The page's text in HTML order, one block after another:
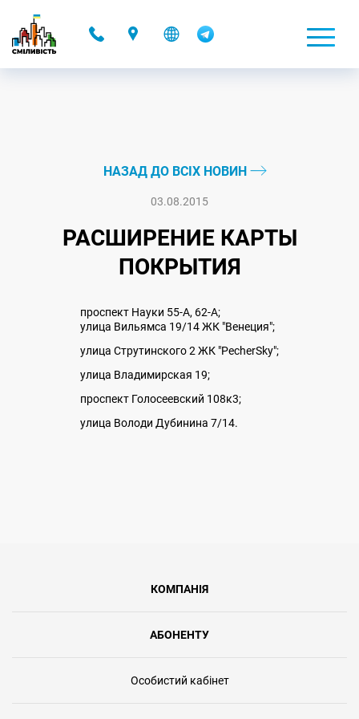
НАЗАД ДО ВСІХ НОВИН
03.08.2015
РАСШИРЕНИЕ КАРТЫ
ПОКРЫТИЯ
проспект Науки 55-А, 62-А;
улица Вильямса 19/14 ЖК "Венеция";
улица Струтинского 2 ЖК "PecherSky";
улица Владимирская 19;
проспект Голосеевский 108к3;
улица Володи Дубинина 7/14.
КОМПАНІЯ
АБОНЕНТУ
Особистий кабінет